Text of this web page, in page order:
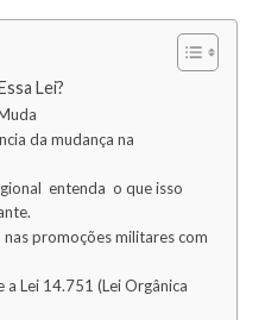
Lei?
da mudança na
entenda o que isso
promoções militares com
Lei 14.751 (Lei Orgânica